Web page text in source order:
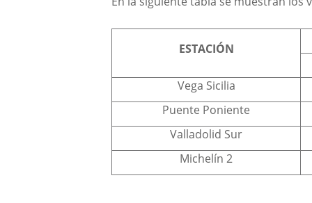
ESTACIÓN
Vega Sicilia
Puente Poniente
Valladolid Sur
Michelín 2